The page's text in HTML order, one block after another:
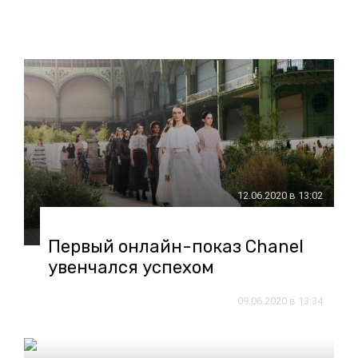
12.06.2020 в 13:02
Первый онлайн-показ Chanel
увенчался успехом
09.06.2020 в 13:34